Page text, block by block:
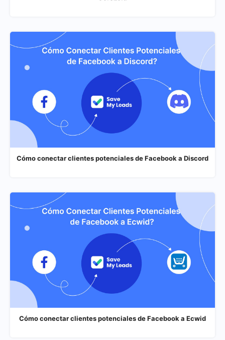
Cómo conectar clientes potenciales de Facebook a Discord
Cómo conectar clientes potenciales de Facebook a Ecwid